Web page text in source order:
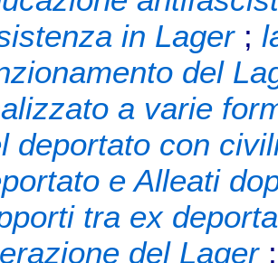
in Lager;
del
a varie
deportato con
e Alleati
tra ex
del Lager